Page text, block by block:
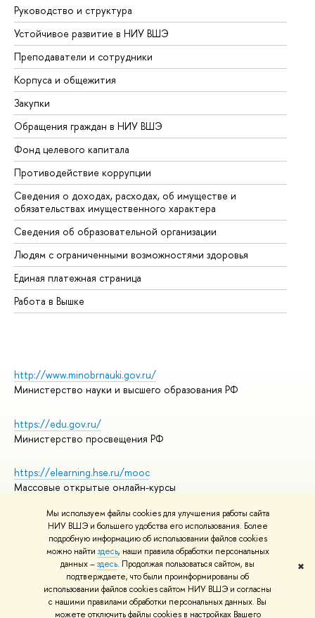
Мы используем файлы cookies для улучшения работы сайта
НИУ ВШЭ и большего удобства его использования. Более
подробную информацию об использовании файлов cookies
можно найти здесь, наши правила обработки персональных
данных –здесь. Продолжая пользоваться сайтом, вы
подтверждаете, что были проинформированы об
использовании файлов cookies сайтом НИУ ВШЭ и согласны
с нашими правилами обработки персональных данных. Вы
можете отключить файлы cookies в настройках Вашего
✖
Руководство и структура
Устойчивое развитие в НИУ ВШЭ
Преподаватели и сотрудники
Корпуса и общежития
Закупки
Обращения граждан в НИУ ВШЭ
Фонд целевого капитала
Противодействие коррупции
Сведения о доходах, расходах, об имуществе и
обязательствах имущественного характера
Сведения об образовательной организации
Людям с ограниченными возможностями здоровья
Единая платежная страница
Работа в Вышке
http://www.minobrnauki.gov.ru/
Министерство науки и высшего образования РФ
https://edu.gov.ru/
Министерство просвещения РФ
https://elearning.hse.ru/mooc
Массовые открытые онлайн-курсы
© НИУ ВШЭ 1993–2026
Адреса и контакты
Условия использования материалов
Политика конфиденциальности
Правила применения рекомендательных технологий в НИУ ВШЭ
Карта сайта